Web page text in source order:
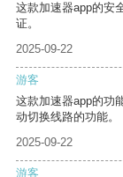
这款加速器app的安
证。
2025-09-22
游客
这款加速器app的功
动切换线路的功能。
2025-09-22
游客